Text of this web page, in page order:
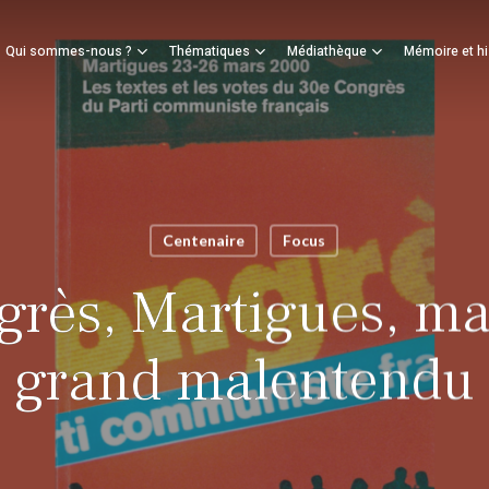
Qui sommes-nous ? Thématiques Médiathèque Mémoire et
Panier
Centenaire Focus
Martigues,
grand malentendu